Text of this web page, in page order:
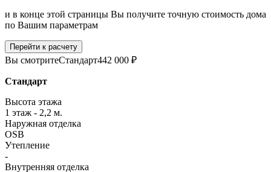
и в конце этой страницы Вы получите точную стоимость дома
по Вашим параметрам
Перейти к расчету
Вы смотритеСтандарт442 000 ₽
Стандарт
Высота этажа
1 этаж - 2,2 м.
Наружная отделка
OSB
Утепление
-
Внутренняя отделка